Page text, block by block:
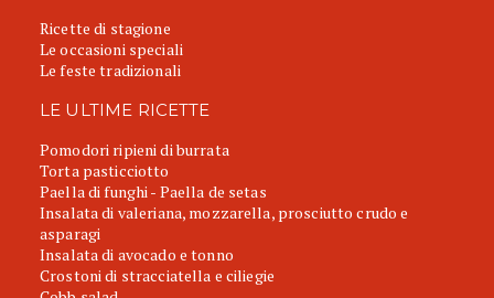
Ricette di stagione
Le occasioni speciali
Le feste tradizionali
LE ULTIME RICETTE
Pomodori ripieni di burrata
Torta pasticciotto
Paella di funghi - Paella de setas
Insalata di valeriana, mozzarella, prosciutto crudo e
asparagi
Insalata di avocado e tonno
Crostoni di stracciatella e ciliegie